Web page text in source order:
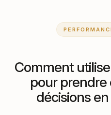
Comment
pour prendre
décisions